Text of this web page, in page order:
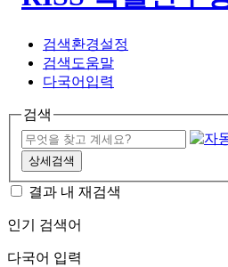
검색환경설정
검색도움말
다국어입력
검색
상세검색
결과 내 재검색
인기 검색어
다국어 입력